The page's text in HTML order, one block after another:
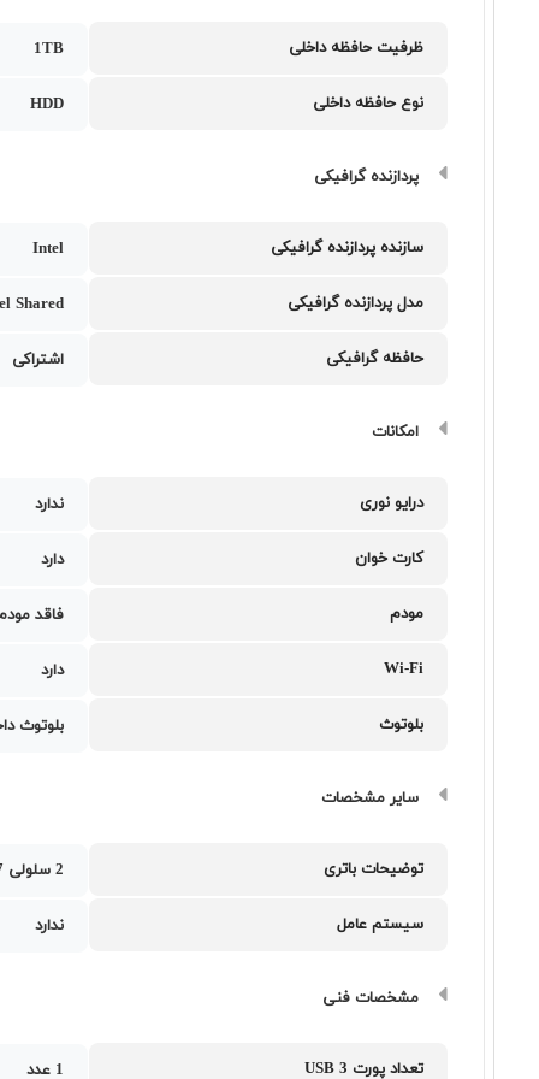
ظرفیت حافظه داخلی 1TB
نوع حافظه داخلی HDD
پردازنده گرافیکی
سازنده پردازنده گرافیکی Intel
مدل پردازنده گرافیکی Shared
حافظه گرافیکی اشتراکی
امکانات
درایو نوری ندارد
کارت خوان دارد
مودم فاقد
Wi-Fi دارد
بلوتوث بلوتوث
سایر مشخصات
توضیحات باتری 2 سلولی 37 وات ساعت
سیستم عامل ندارد
مشخصات فنی
تعداد پورت USB 3 1 عدد